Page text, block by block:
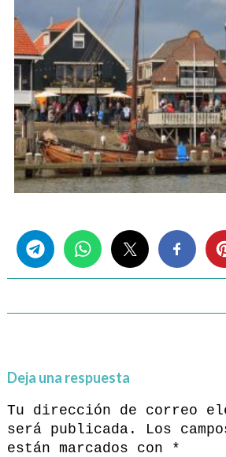
Deja una respuesta
Tu dirección de correo
será publicada.
Los
están marcados con
*